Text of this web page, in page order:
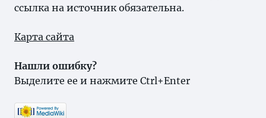
ссылка на источник обязательна.
Карта сайта
Нашли ошибку?
Выделите ее и нажмите Ctrl+Enter